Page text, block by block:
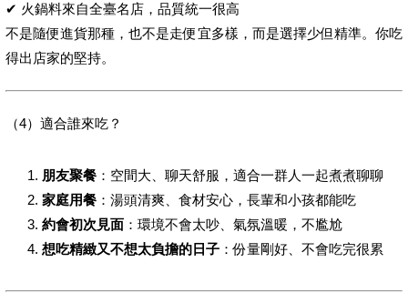
✔ 火鍋料來自全臺名店，品質統一很高
不是隨便進貨那種，也不是走便宜多樣，而是選擇少但精準。你吃
得出店家的堅持。
（4）適合誰來吃？
朋友聚餐 ：空間大、聊天舒服，適合一群人一起煮煮聊聊
家庭用餐 ：湯頭清爽、食材安心，長輩和小孩都能吃
約會初次見面 ：環境不會太吵、氣氛溫暖，不尷尬
想吃精緻又不想太負擔的日子 ：份量剛好、不會吃完很累